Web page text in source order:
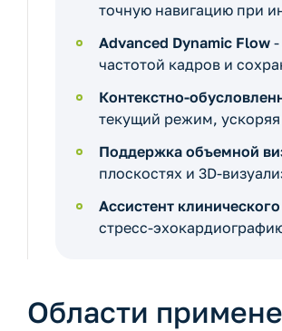
точную навигацию при
Advanced Dynamic Flow -
частотой кадров и
Контекстно-
текущий режим, ускоряя
Поддержка объемной
плоскостях и 3D-
Ассистент
стресс-
Области